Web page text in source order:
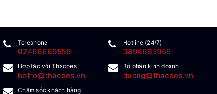
Telephone
02466669559
Hotline (24/7)
0896695959
Hợp tác với Thacoes
hotro@thacoes.vn
Bộ phận kinh doanh
duong@thacoes.vn
Chăm sóc khách hàng